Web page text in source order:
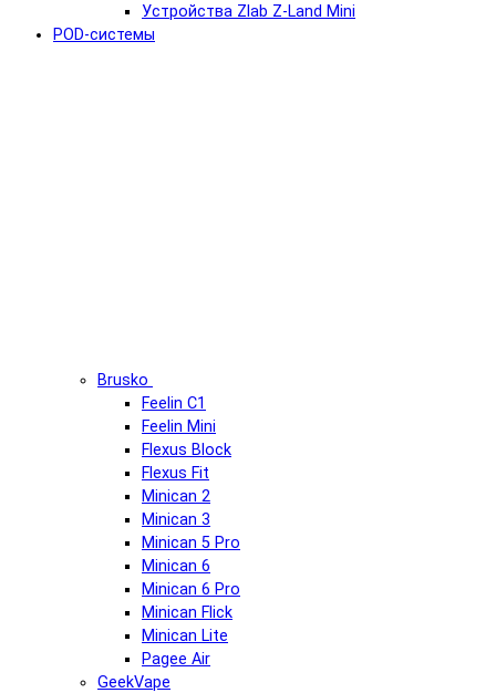
Устройства Zlab Z-Land Mini
POD-системы
Brusko
Feelin C1
Feelin Mini
Flexus Block
Flexus Fit
Minican 2
Minican 3
Minican 5 Pro
Minican 6
Minican 6 Pro
Minican Flick
Minican Lite
Pagee Air
GeekVape